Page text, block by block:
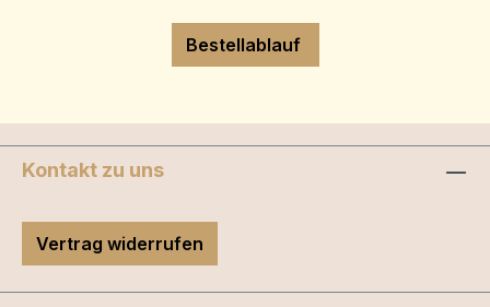
Bestellablauf
Kontakt zu uns
Vertrag widerrufen